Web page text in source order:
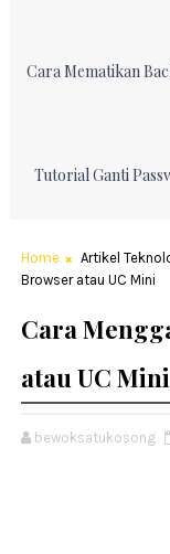
Cara Mematikan
Tutorial Ganti
Home Artikel
Browser atau UC Mini
Cara
atau UC Mini
bewoksatukosong